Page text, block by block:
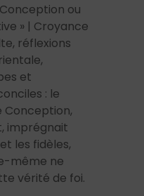
ou
» | Croyance
réflexions
et
: le
Conception,
imprégnait
les fidèles,
même ne
vérité de foi.